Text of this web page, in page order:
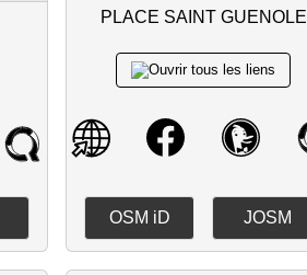
PLACE SAINT GUENOLE
OSM iD JOSM